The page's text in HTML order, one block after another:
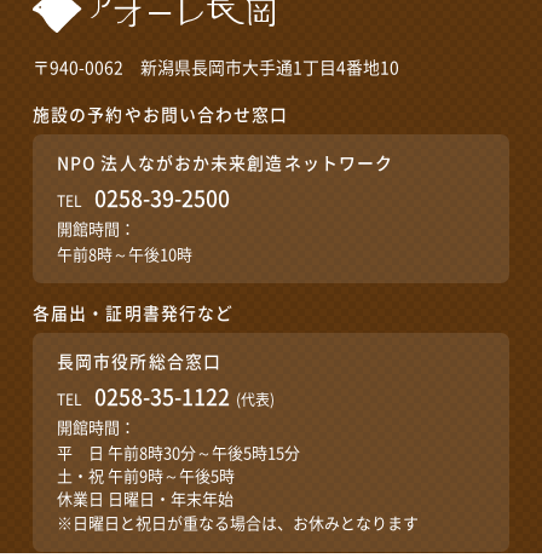
〒940-0062 新潟県長岡市大手通1丁目4番地10
施設の予約やお問い合わせ窓口
NPO 法人ながおか未来創造ネットワーク
TEL 0258-39-2500
開館時間：
午前8時～午後10時
各届出・証明書発行など
長岡市役所総合窓口
TEL 0258-35-1122 (代表)
開館時間：
平 日 午前8時30分～午後5時15分
土・祝 午前9時～午後5時
休業日 日曜日・年末年始
※日曜日と祝日が重なる場合は、お休みとなります